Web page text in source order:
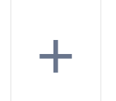
+